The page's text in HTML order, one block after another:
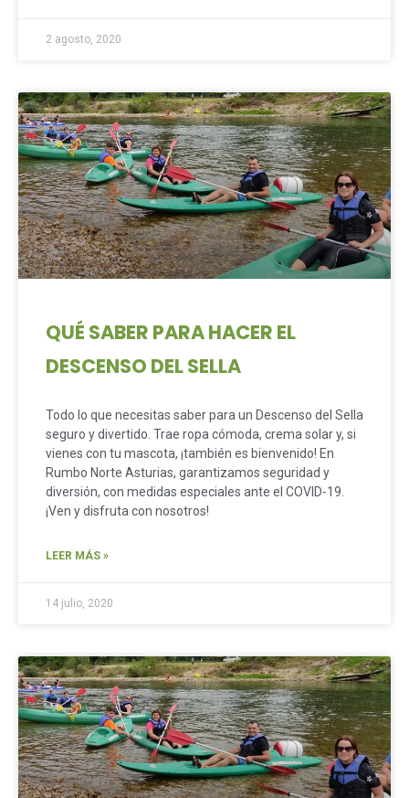
2 agosto, 2020
QUÉ SABER PARA HACER EL
DESCENSO DEL SELLA
Todo lo que necesitas saber para un Descenso del Sella
seguro y divertido. Trae ropa cómoda, crema solar y, si
vienes con tu mascota, ¡también es bienvenido! En
Rumbo Norte Asturias, garantizamos seguridad y
diversión, con medidas especiales ante el COVID-19.
¡Ven y disfruta con nosotros!
LEER MÁS »
14 julio, 2020